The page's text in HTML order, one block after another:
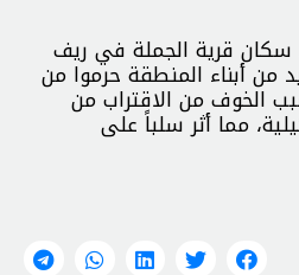
قرية الجملة في ريف
من أبناء المنطقة حرموا من
الخوف من الاقتراب من
مما أثر سلباً على